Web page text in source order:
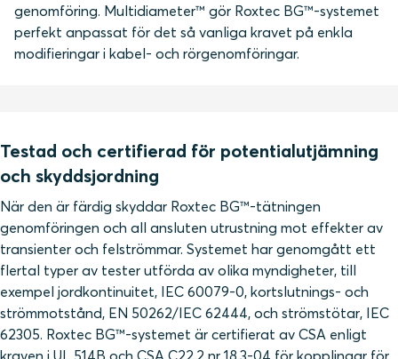
genomföring. Multidiameter™ gör Roxtec BG™-systemet
perfekt anpassat för det så vanliga kravet på enkla
modifieringar i kabel- och rörgenomföringar.
Testad och certifierad för potentialutjämning
och skyddsjordning
När den är färdig skyddar Roxtec BG™-tätningen
genomföringen och all ansluten utrustning mot effekter av
transienter och felströmmar. Systemet har genomgått ett
flertal typer av tester utförda av olika myndigheter, till
exempel jordkontinuitet, IEC 60079-0, kortslutnings- och
strömmotstånd, EN 50262/IEC 62444, och strömstötar, IEC
62305. Roxtec BG™-systemet är certifierat av CSA enligt